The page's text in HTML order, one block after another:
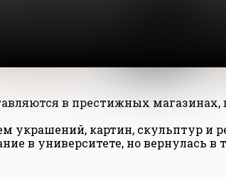
в престижных магазинах,
украшений, картин, скульптур и
в университете, но вернулась в